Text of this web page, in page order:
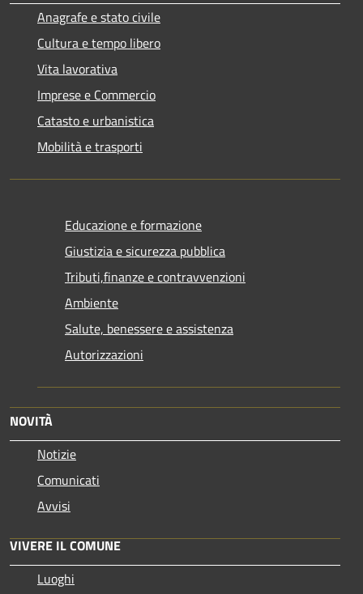
Anagrafe e stato civile
Cultura e tempo libero
Vita lavorativa
Imprese e Commercio
Catasto e urbanistica
Mobilità e trasporti
Educazione e formazione
Giustizia e sicurezza pubblica
Tributi,finanze e contravvenzioni
Ambiente
Salute, benessere e assistenza
Autorizzazioni
NOVITÀ
Notizie
Comunicati
Avvisi
VIVERE IL COMUNE
Luoghi